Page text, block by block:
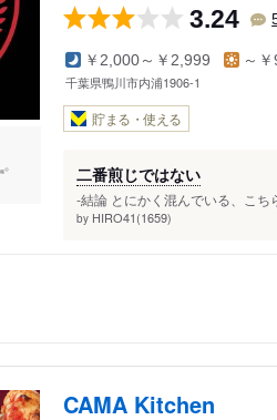
面
3.24
￥2,000～￥2,999
～
千葉県鴨川市内浦1906-1
貯まる・使える
二番煎じではない
-結論 とにかく混んでいる、こ
by HIRO41(1659)
CAMA Kitchen